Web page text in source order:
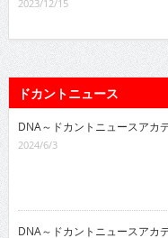
ドカントニュース
DNA～ドカントニュースアカ
2024/6/3
DNA～ドカントニュースアカ
2024/5/27